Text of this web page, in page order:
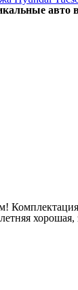
авто